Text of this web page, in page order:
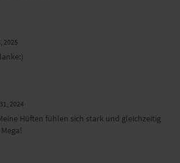
einer unserer Live-Klassen, daher
2025
2024
Hüften fühlen sich stark und gleichzeitig